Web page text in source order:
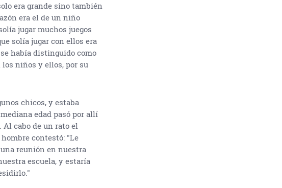
era grande sino también
era el de un niño
jugar muchos juegos
solía jugar con ellos era
había distinguido como
niños y ellos, por su
chicos, y estaba
edad pasó por allí
Al cabo de un rato el
contestó: "Le
reunión en nuestra
escuela, y estaría